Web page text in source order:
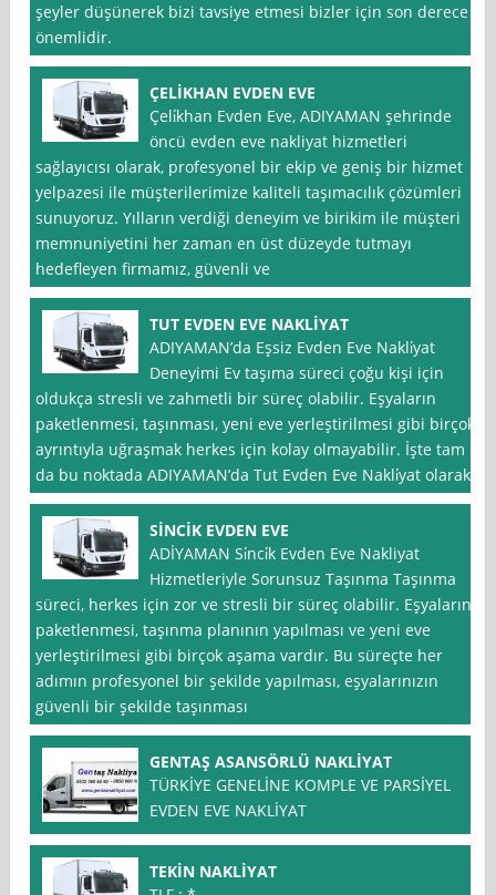
şeyler düşünerek bizi tavsiye etmesi bizler için son derece
önemlidir.
ÇELİKHAN EVDEN EVE
Çeli̇khan Evden Eve, ADIYAMAN şehrinde
öncü evden eve nakliyat hizmetleri
sağlayıcısı olarak, profesyonel bir ekip ve geniş bir hizmet
yelpazesi ile müşterilerimize kaliteli taşımacılık çözümleri
sunuyoruz. Yılların verdiği deneyim ve birikim ile müşteri
memnuniyetini her zaman en üst düzeyde tutmayı
hedefleyen firmamız, güvenli ve
TUT EVDEN EVE NAKLİYAT
ADIYAMAN’da Eşsiz Evden Eve Nakli̇yat
Deneyimi Ev taşıma süreci çoğu kişi için
oldukça stresli ve zahmetli bir süreç olabilir. Eşyaların
paketlenmesi, taşınması, yeni eve yerleştirilmesi gibi birçok
ayrıntıyla uğraşmak herkes için kolay olmayabilir. İşte tam
da bu noktada ADIYAMAN’da Tut Evden Eve Nakli̇yat olarak
SİNCİK EVDEN EVE
ADİYAMAN Si̇nci̇k Evden Eve Nakliyat
Hizmetleriyle Sorunsuz Taşınma Taşınma
süreci, herkes için zor ve stresli bir süreç olabilir. Eşyaların
paketlenmesi, taşınma planının yapılması ve yeni eve
yerleştirilmesi gibi birçok aşama vardır. Bu süreçte her
adımın profesyonel bir şekilde yapılması, eşyalarınızın
güvenli bir şekilde taşınması
GENTAŞ ASANSÖRLÜ NAKLİYAT
TÜRKİYE GENELİNE KOMPLE VE PARSİYEL
EVDEN EVE NAKLİYAT
TEKİN NAKLİYAT